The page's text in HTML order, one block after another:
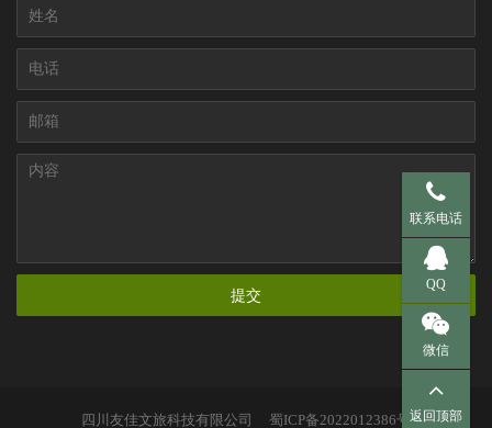
提交
四川友佳文旅科技有限公司 蜀ICP备2022012386号
联系电话
手机 137-
QQ
QQ
微信
返回顶部